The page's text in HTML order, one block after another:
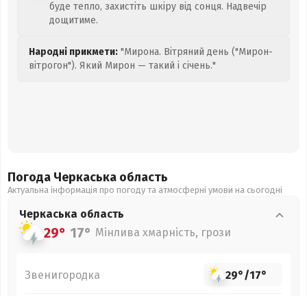
буде тепло, захистіть шкіру від сонця. Надвечір
дощитиме.
Народні прикмети: "Мирона. Вітряний день ("Мирон-
вітрогон"). Який Мирон — такий і січень."
Погода Черкаська область
Актуальна інформація про погоду та атмосферні умови на сьогодні
Черкаська область
29° 17° Мінлива хмарність, грози
Звенигородка 29°/17°